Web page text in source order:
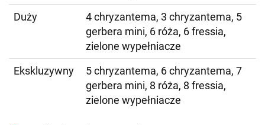
Duży
4 chryzantema, 3 chryzantema, 5
gerbera mini, 6 róża, 6 fressia,
zielone wypełniacze
Ekskluzywny
5 chryzantema, 6 chryzantema, 7
gerbera mini, 8 róża, 8 fressia,
zielone wypełniacze